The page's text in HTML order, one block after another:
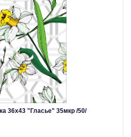
36х43 "Гласье" 35мкр /50/